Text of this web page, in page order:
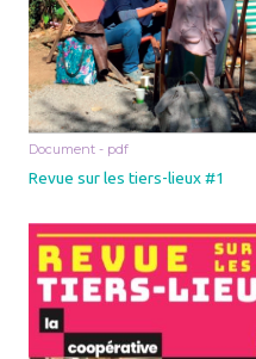
Document - pdf
Revue sur les tiers-lieux #1